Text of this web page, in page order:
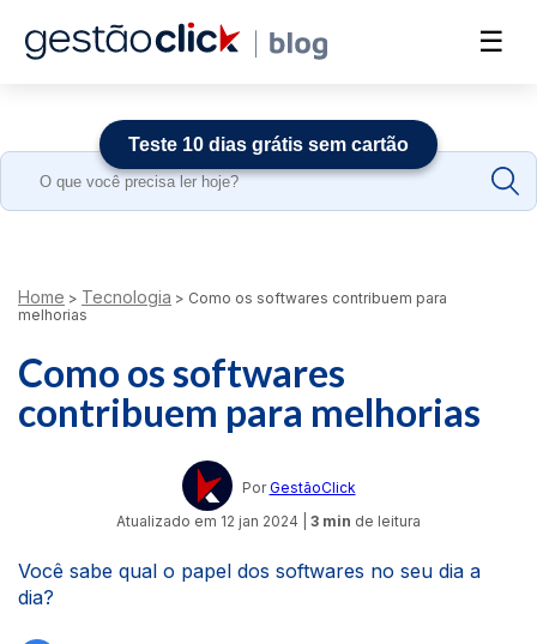
☰
Search
Home > Tecnologia > Como os softwares contribuem para
melhorias
Como os softwares
contribuem para melhorias
Por GestãoClick
Atualizado em 12 jan 2024 3 min de leitura
Você sabe qual o papel dos softwares no seu dia a
dia?
Teste 10 dias grátis sem cartão